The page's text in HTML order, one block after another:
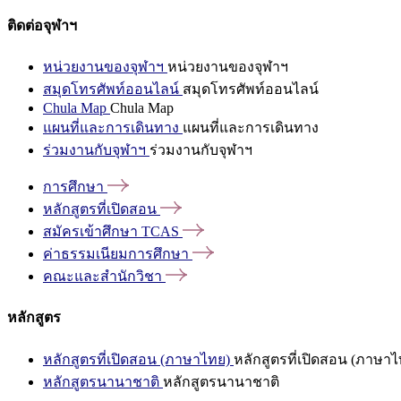
ติดต่อจุฬาฯ
หน่วยงานของจุฬาฯ หน่วยงานของจุฬาฯ
สมุดโทรศัพท์ออนไลน์ สมุดโทรศัพท์ออนไลน์
Chula Map Chula Map
แผนที่และการเดินทาง แผนที่และการเดินทาง
ร่วมงานกับจุฬาฯ ร่วมงานกับจุฬาฯ
การศึกษา
หลักสูตรที่เปิดสอน
สมัครเข้าศึกษา TCAS
ค่าธรรมเนียมการศึกษา
คณะและสำนักวิชา
หลักสูตร
หลักสูตรที่เปิดสอน (ภาษาไทย) หลักสูตรที่เปิดสอน (ภาษาไ
หลักสูตรนานาชาติ หลักสูตรนานาชาติ